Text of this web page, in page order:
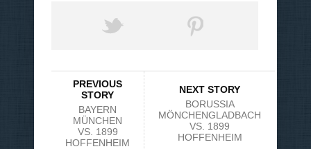
PREVIOUS
STORY
BAYERN
MÜNCHEN
VS. 1899
HOFFENHEIM
NEXT STORY
BORUSSIA
MÖNCHENGLADBACH
VS. 1899
HOFFENHEIM